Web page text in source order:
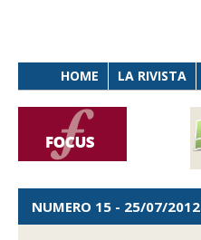
HOME LA RIVISTA
NUMERO 15 - 25/07/2012